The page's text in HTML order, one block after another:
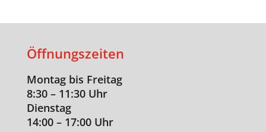
Öffnungszeiten
Montag bis Freitag
8:30 – 11:30 Uhr
Dienstag
14:00 – 17:00 Uhr